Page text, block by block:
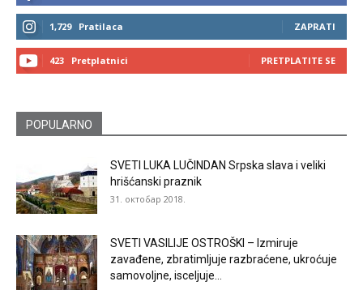
1,729 Pratilaca ZAPRATI
423 Pretplatnici PRETPLATITE SE
POPULARNO
SVETI LUKA LUČINDAN Srpska slava i veliki
hrišćanski praznik
31. октобар 2018.
SVETI VASILIJE OSTROŠKI – Izmiruje
zavađene, zbratimljuje razbraćene, ukroćuje
samovoljne, isceljuje...